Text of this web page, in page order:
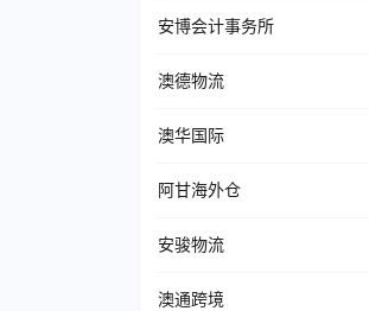
安博会计事务所
澳德物流
澳华国际
阿甘海外仓
安骏物流
澳通跨境